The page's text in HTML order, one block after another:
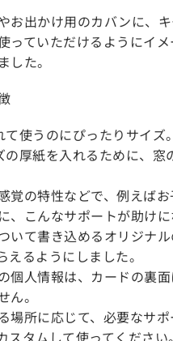
お出かけ用のカバンに、
っていただけるようにイ
した。
使うのにぴったりサイズ。
厚紙を入れるために、窓
覚の特性などで、例えば
、こんなサポートが助け
いて書き込めるオリジナ
えるようにしました。
個人情報は、カードの裏面
ん。
場所に応じて、必要なサ
スタムして使ってください。